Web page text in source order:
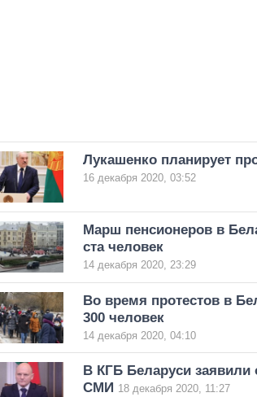
Лукашенко планирует
16 декабря 2020, 03:52
Марш пенсионеров в
ста человек
14 декабря 2020, 23:29
Во время протестов в
300 человек
14 декабря 2020, 04:10
В КГБ Беларуси заявили
СМИ 18 декабря 2020, 11:27